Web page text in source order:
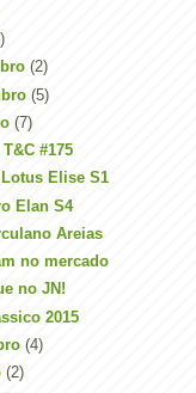
(2)
(5)
(7)
#175
Elise S1
Elan S4
Areias
no mercado
no JN!
2015
(4)
(2)